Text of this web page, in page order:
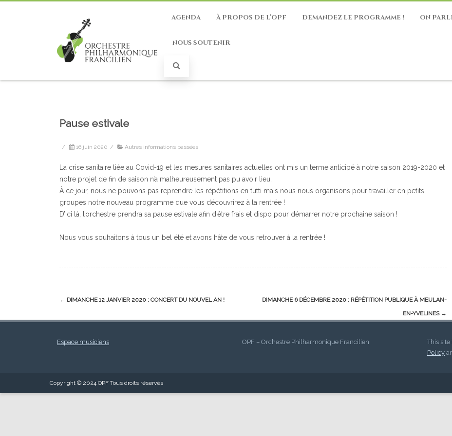
AGENDA À PROPOS DE L’OPF DEMANDEZ LE PROGRAMME ! ON
NOUS SOUTENIR
Pause estivale
/ 16 juin 2020 / Autres informations passées
La crise sanitaire liée au Covid-19 et les mesures sanitaires actuelles ont mis un terme anticipé à notre saison 2019-2020 et
notre projet de fin de saison n’a malheureusement pas pu avoir lieu.
À ce jour, nous ne pouvons pas reprendre les répétitions en tutti mais nous nous organisons pour travailler en petits
groupes notre nouveau programme que vous découvrirez à la rentrée !
D’ici là, l’orchestre prendra sa pause estivale afin d’être frais et dispo pour démarrer notre prochaine saison !
Nous vous souhaitons à tous un bel été et avons hâte de vous retrouver à la rentrée !
Post
← DIMANCHE 12 JANVIER 2020 : CONCERT DU NOUVEL AN !
DIMANCHE 6 DÉCEMBRE 2020 : RÉPÉTITION PUBLIQUE À MEULAN-
EN-YVELINES →
Espace musiciens OPF – Orchestre Philharmonique Francilien This
Policy
Copyright © 2024 OPF Tous droits réservés